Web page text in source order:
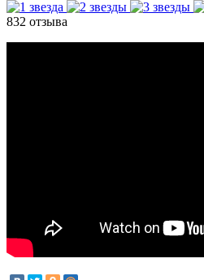
832 отзыва